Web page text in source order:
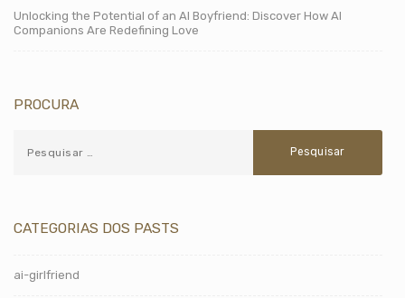
Unlocking the Potential of an AI Boyfriend: Discover How AI
Companions Are Redefining Love
PROCURA
CATEGORIAS DOS PASTS
ai-girlfriend